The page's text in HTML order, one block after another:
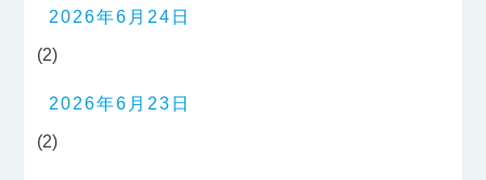
2026年6月24日
(2)
2026年6月23日
(2)